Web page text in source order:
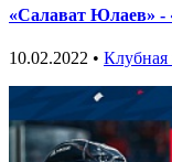
«Салават Юлаев» -
10.02.2022 • Клубная